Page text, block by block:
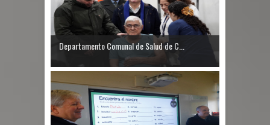
Departamento Comunal de Salud de C...